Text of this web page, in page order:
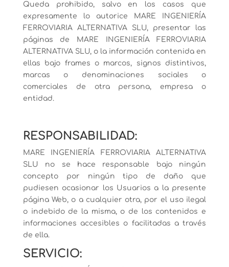
Queda prohibido, salvo en los casos que
expresamente lo autorice MARE INGENIERÍA
FERROVIARIA ALTERNATIVA SLU, presentar las
páginas de MARE INGENIERÍA FERROVIARIA
ALTERNATIVA SLU, o la información contenida en
ellas bajo frames o marcos, signos distintivos,
marcas o denominaciones sociales o
comerciales de otra persona, empresa o
entidad.
RESPONSABILIDAD:
MARE INGENIERÍA FERROVIARIA ALTERNATIVA
SLU no se hace responsable bajo ningún
concepto por ningún tipo de daño que
pudiesen ocasionar los Usuarios a la presente
página Web, o a cualquier otra, por el uso ilegal
o indebido de la misma, o de los contenidos e
informaciones accesibles o facilitadas a través
de ella.
SERVICIO: